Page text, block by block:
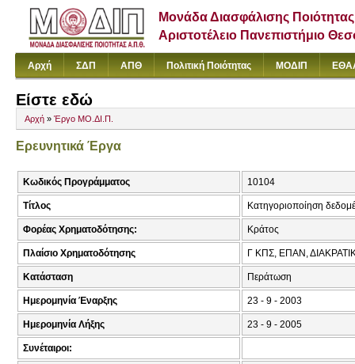
Μονάδα Διασφάλισης Ποιότητας
Αριστοτέλειο Πανεπιστήμιο
Αρχή ΣΔΠ ΑΠΘ Πολιτική Ποιότητας ΜΟΔΙΠ
Είστε εδώ
Αρχή » Έργο ΜΟ.ΔΙ.Π.
Ερευνητικά Έργα
Κωδικός Προγράμματος 10104
Τίτλος Κατηγοριοποίηση
Φορέας Χρηματοδότησης: Κράτος
Πλαίσιο Χρηματοδότησης Γ ΚΠΣ, ΕΠΑΝ,
Κατάσταση Περάτωση
Ημερομηνία Έναρξης 23 - 9 - 2003
Ημερομηνία Λήξης 23 - 9 - 2005
Συνέταιροι: